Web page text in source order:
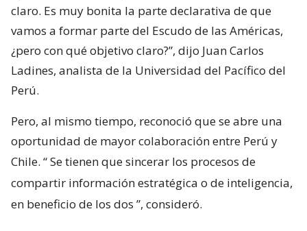
claro. Es muy bonita la parte declarativa de que
vamos a formar parte del Escudo de las Américas,
¿pero con qué objetivo claro?”, dijo Juan Carlos
Ladines, analista de la Universidad del Pacífico del
Perú.
Pero, al mismo tiempo, reconoció que se abre una
oportunidad de mayor colaboración entre Perú y
Chile. “Se tienen que sincerar los procesos de
compartir información estratégica o de inteligencia,
en beneficio de los dos ”, consideró.